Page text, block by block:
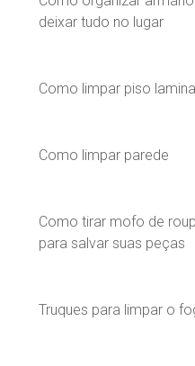
deixar tudo no lugar
Como limpar piso
Como limpar parede
Como tirar mofo de
para salvar suas peças
Truques para limpar o